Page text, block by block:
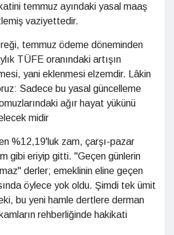
temmuz ayındaki yasal maaş
vaziyettedir.
temmuz ödeme döneminden
TÜFE oranındaki artışın
yani eklenmesi elzemdir. Lâkin
Sadece bu yasal güncelleme
ağır hayat yükünü
midir
%12,19'luk zam, çarşı-pazar
gibi eriyip gitti. "Geçen günlerin
derler; emeklinin eline geçen
öylece yok oldu. Şimdi tek ümit
bu yeni hamle dertlere derman
rehberliğinde hakikati